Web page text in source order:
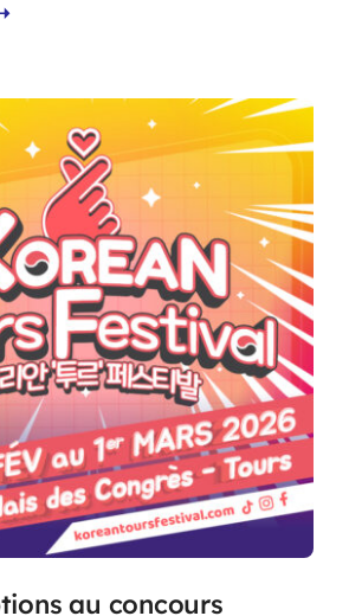
au concours